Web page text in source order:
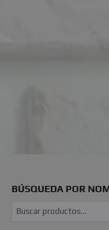
BÚSQUEDA POR
Buscar
por: